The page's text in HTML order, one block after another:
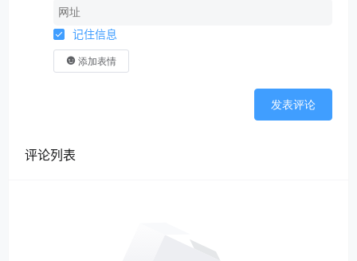
记住信息
添加表情
发表评论
评论列表